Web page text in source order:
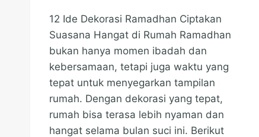
12 Ide Dekorasi Ramadhan Ciptakan
Suasana Hangat di Rumah Ramadhan
bukan hanya momen ibadah dan
kebersamaan, tetapi juga waktu yang
tepat untuk menyegarkan tampilan
rumah. Dengan dekorasi yang tepat,
rumah bisa terasa lebih nyaman dan
hangat selama bulan suci ini. Berikut